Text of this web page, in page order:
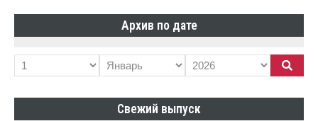
Архив по дате
Свежий выпуск